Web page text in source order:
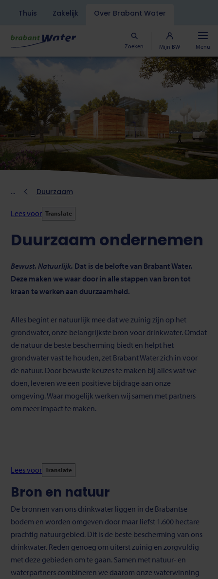
Overslaan
naar
de
inhoud
gaan
Thuis Zakelijk Over Brabant Water
Zoeken Mijn BW Menu
Kruimelpad
Duurzaam
Lees voor Translate
Duurzaam ondernemen
Bewust. Natuurlijk. Dat is de belofte van Brabant Water.
Deze maken we waar door in alle stappen van bron tot
kraan te werken aan duurzaamheid.
Alles begint er natuurlijk mee dat we zuinig zijn op het
grondwater, onze belangrijkste bron voor drinkwater. Omdat
de natuur de beste bescherming biedt en helpt het
grondwater vast te houden, zet Brabant Water zich in voor
de natuur. Door bewuste keuzes te maken bij alles wat we
doen, leveren we een positieve bijdrage aan onze
omgeving. Waar mogelijk werken wij samen met partners
om meer impact te maken.
Lees voor Translate
Bron en natuur
De bronnen van ons drinkwater liggen in de Brabantse
bodem en worden omgeven door maar liefst 1.600 hectare
prachtig natuurgebied. Dit is de beste bescherming van ons
drinkwater. Reden genoeg om uiterst zuinig en zorgvuldig
met deze gebieden om te gaan. Samen met natuur- en
waterpartners combineren we daarom onze waterwinning